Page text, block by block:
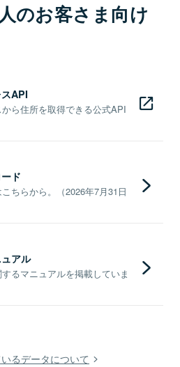
のお客さま向け
API
ら住所を取得できる公式API
ド
ちらから。（2026年7月31日
アル
るマニュアルを掲載していま
るデータについて